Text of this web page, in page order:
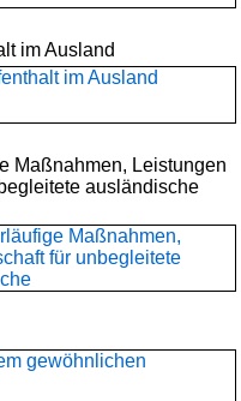
im Ausland
im Ausland
Maßnahmen, Leistungen
ausländische
Maßnahmen,
für unbegleitete
gewöhnlichen